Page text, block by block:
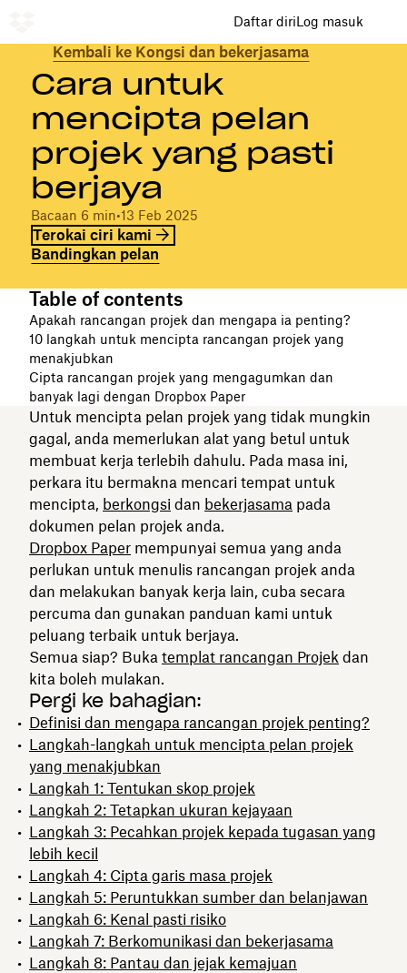
Daftar diriLog masuk
Kembali ke Kongsi dan bekerjasama
Cara untuk
mencipta pelan
projek yang pasti
berjaya
Bacaan 6 min•13 Feb 2025
Terokai ciri kami
Bandingkan pelan
Table of contents
Apakah rancangan projek dan mengapa ia penting?
10 langkah untuk mencipta rancangan projek yang
menakjubkan
Cipta rancangan projek yang mengagumkan dan
banyak lagi dengan Dropbox Paper
Untuk mencipta pelan projek yang tidak mungkin
gagal, anda memerlukan alat yang betul untuk
membuat kerja terlebih dahulu. Pada masa ini,
perkara itu bermakna mencari tempat untuk
mencipta, berkongsi dan bekerjasama pada
dokumen pelan projek anda.
Dropbox Paper mempunyai semua yang anda
perlukan untuk menulis rancangan projek anda
dan melakukan banyak kerja lain, cuba secara
percuma dan gunakan panduan kami untuk
peluang terbaik untuk berjaya.
Semua siap? Buka templat rancangan Projek dan
kita boleh mulakan.
Pergi ke bahagian:
Definisi dan mengapa rancangan projek penting?
Langkah-langkah untuk mencipta pelan projek
yang menakjubkan
Langkah 1: Tentukan skop projek
Langkah 2: Tetapkan ukuran kejayaan
Langkah 3: Pecahkan projek kepada tugasan yang
lebih kecil
Langkah 4: Cipta garis masa projek
Langkah 5: Peruntukkan sumber dan belanjawan
Langkah 6: Kenal pasti risiko
Langkah 7: Berkomunikasi dan bekerjasama
Langkah 8: Pantau dan jejak kemajuan